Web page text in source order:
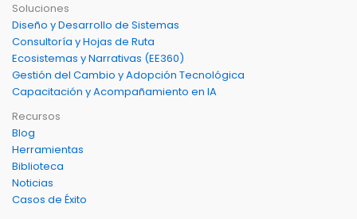
Soluciones
Diseño y Desarrollo de Sistemas
Consultoría y Hojas de Ruta
Ecosistemas y Narrativas (EE360)
Gestión del Cambio y Adopción Tecnológica
Capacitación y Acompañamiento en IA
Recursos
Blog
Herramientas
Biblioteca
Noticias
Casos de Éxito